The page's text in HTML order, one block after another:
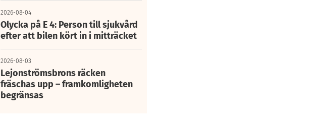
2026-08-04
Olycka på E 4: Person till sjukvård
efter att bilen kört in i mitträcket
2026-08-03
Lejonströmsbrons räcken
fräschas upp – framkomligheten
begränsas